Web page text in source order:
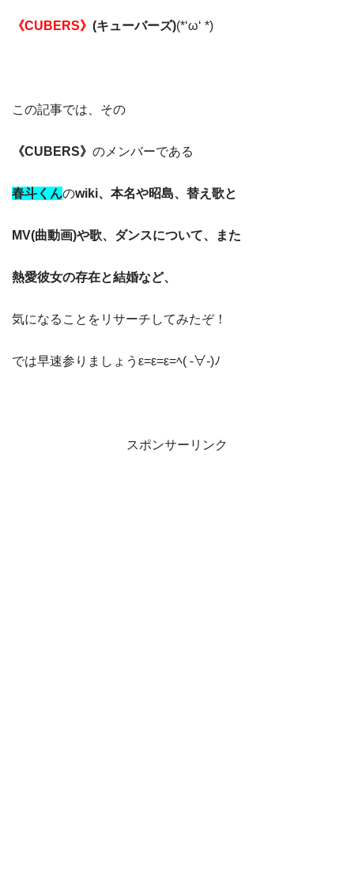
《CUBERS》 (キューバーズ)(*‘ω‘ *)
この記事では、その
《CUBERS》 のメンバーである
春斗くんのwiki、本名や昭島、替え歌と
MV(曲動画)や歌、ダンスについて、また
熱愛彼女の存在と結婚など、
気になることをリサーチしてみたぞ！
では早速参りましょうε=ε=ε=ﾍ( -∀-)ﾉ
スポンサーリンク